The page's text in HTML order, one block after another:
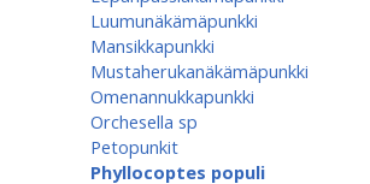
Luumunäkämäpunkki
Mansikkapunkki
Mustaherukanäkämäpunkki
Omenannukkapunkki
Orchesella sp
Petopunkit
Phyllocoptes populi